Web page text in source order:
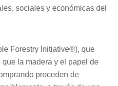
sociales y económicas del
Forestry Initiative®), que
la madera y el papel de
proceden de